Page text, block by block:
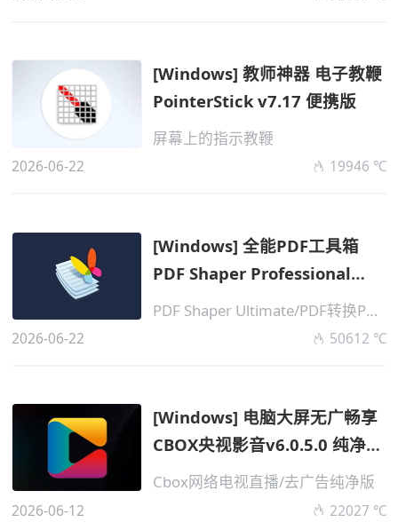
[Windows] 教师神器 电子教鞭
PointerStick v7.17 便携版
屏幕上的指示教鞭
2026-06-22 19946 ℃
[Windows] 全能PDF工具箱
PDF Shaper Professional
v15.6 解锁单...
PDF Shaper Ultimate/PDF转换PDF编辑
2026-06-22 50612 ℃
[Windows] 电脑大屏无广畅享
CBOX央视影音v6.0.5.0 纯净便
携版
Cbox网络电视直播/去广告纯净版
2026-06-12 22027 ℃